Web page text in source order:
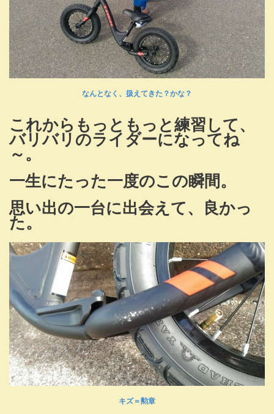
なんとなく、扱えてきた？かな？
これからもっともっと練習して、
バリバリのライダーになってね
～。
一生にたった一度のこの瞬間。
思い出の一台に出会えて、良かっ
た。
キズ＝勲章